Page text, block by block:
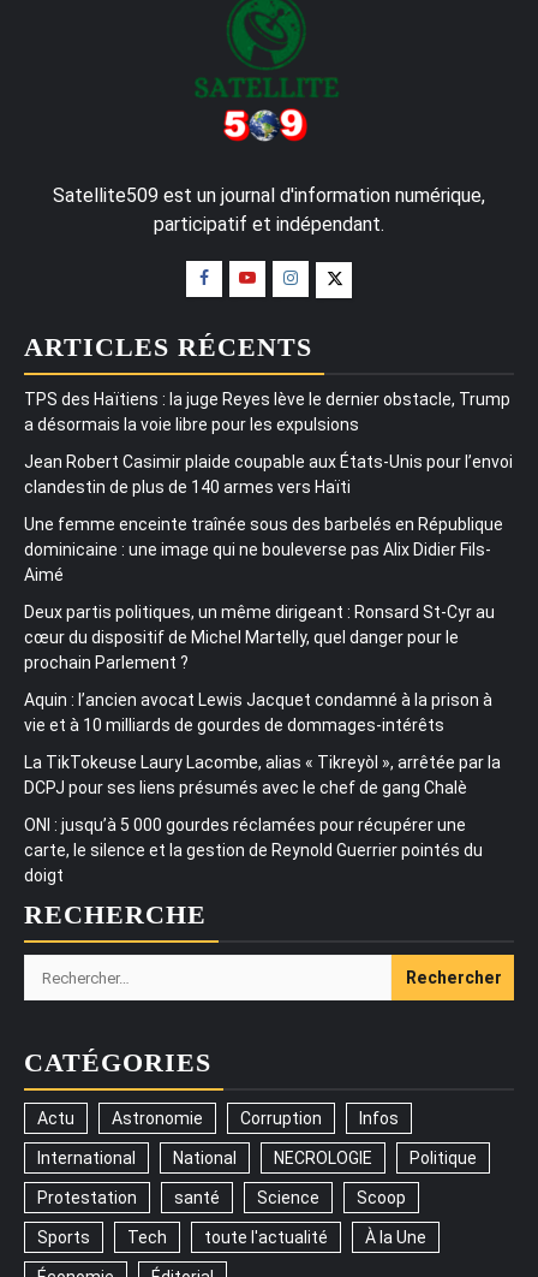
Satellite509 est un journal d'information numérique,
participatif et indépendant.
ARTICLES RÉCENTS
TPS des Haïtiens : la juge Reyes lève le dernier obstacle, Trump
a désormais la voie libre pour les expulsions
Jean Robert Casimir plaide coupable aux États-Unis pour l’envoi
clandestin de plus de 140 armes vers Haïti
Une femme enceinte traînée sous des barbelés en République
dominicaine : une image qui ne bouleverse pas Alix Didier Fils-
Aimé
Deux partis politiques, un même dirigeant : Ronsard St-Cyr au
cœur du dispositif de Michel Martelly, quel danger pour le
prochain Parlement ?
Aquin : l’ancien avocat Lewis Jacquet condamné à la prison à
vie et à 10 milliards de gourdes de dommages-intérêts
La TikTokeuse Laury Lacombe, alias « Tikreyòl », arrêtée par la
DCPJ pour ses liens présumés avec le chef de gang Chalè
ONI : jusqu’à 5 000 gourdes réclamées pour récupérer une
carte, le silence et la gestion de Reynold Guerrier pointés du
doigt
RECHERCHE
Rechercher :
CATÉGORIES
Actu Astronomie Corruption Infos
International National NECROLOGIE Politique
Protestation santé Science Scoop
Sports Tech toute l'actualité À la Une